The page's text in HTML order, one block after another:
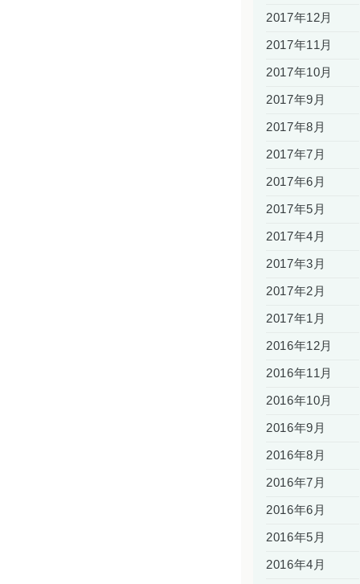
2017年12月
2017年11月
2017年10月
2017年9月
2017年8月
2017年7月
2017年6月
2017年5月
2017年4月
2017年3月
2017年2月
2017年1月
2016年12月
2016年11月
2016年10月
2016年9月
2016年8月
2016年7月
2016年6月
2016年5月
2016年4月